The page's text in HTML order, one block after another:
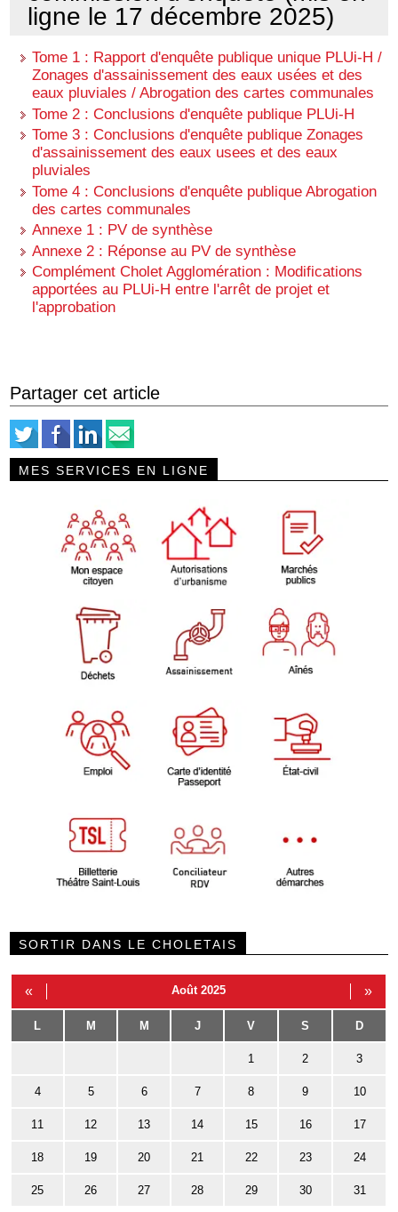
ligne le 17 décembre 2025)
Tome 1 : Rapport d'enquête publique unique PLUi-H /
Zonages d'assainissement des eaux usées et des
eaux pluviales / Abrogation des cartes communales
Tome 2 : Conclusions d'enquête publique PLUi-H
Tome 3 : Conclusions d'enquête publique Zonages
d'assainissement des eaux usees et des eaux
pluviales
Tome 4 : Conclusions d'enquête publique Abrogation
des cartes communales
Annexe 1 : PV de synthèse
Annexe 2 : Réponse au PV de synthèse
Complément Cholet Agglomération : Modifications
apportées au PLUi-H entre l'arrêt de projet et
l'approbation
Partager cet article
MES SERVICES EN LIGNE
SORTIR DANS LE CHOLETAIS
« Août 2025 »
L M M J V S D
1 2 3
4 5 6 7 8 9 10
11 12 13 14 15 16 17
18 19 20 21 22 23 24
25 26 27 28 29 30 31